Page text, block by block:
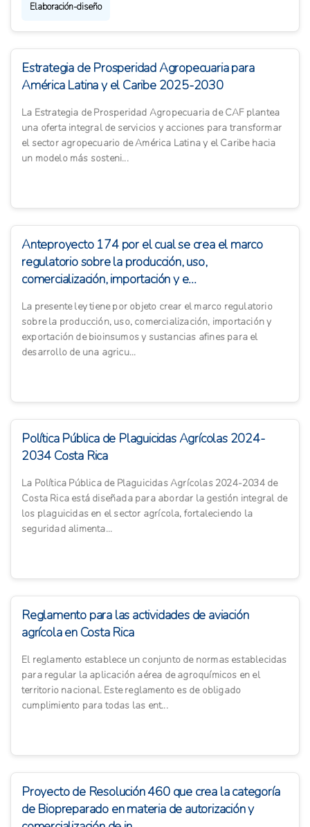
Elaboración-diseño
Estrategia de Prosperidad Agropecuaria para
América Latina y el Caribe 2025-2030
La Estrategia de Prosperidad Agropecuaria de CAF plantea
una oferta integral de servicios y acciones para transformar
el sector agropecuario de América Latina y el Caribe hacia
un modelo más sosteni...
Anteproyecto 174 por el cual se crea el marco
regulatorio sobre la producción, uso,
comercialización, importación y e...
La presente ley tiene por objeto crear el marco regulatorio
sobre la producción, uso, comercialización, importación y
exportación de bioinsumos y sustancias afines para el
desarrollo de una agricu...
Política Pública de Plaguicidas Agrícolas 2024-
2034 Costa Rica
La Política Pública de Plaguicidas Agrícolas 2024-2034 de
Costa Rica está diseñada para abordar la gestión integral de
los plaguicidas en el sector agrícola, fortaleciendo la
seguridad alimenta...
Reglamento para las actividades de aviación
agrícola en Costa Rica
El reglamento establece un conjunto de normas establecidas
para regular la aplicación aérea de agroquímicos en el
territorio nacional. Este reglamento es de obligado
cumplimiento para todas las ent...
Proyecto de Resolución 460 que crea la categoría
de Biopreparado en materia de autorización y